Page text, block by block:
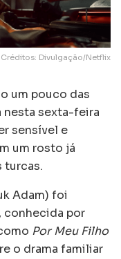
Créditos: Divulgação/Netflix
um pouco das
nesta sexta-feira
sensível e
um rosto já
turcas.
Adam) foi
conhecida por
Por Meu Filho
o drama familiar